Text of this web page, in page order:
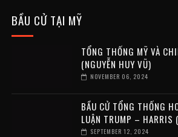
BẦU CỬ TẠI MỸ
TỔNG THỐNG MỸ VÀ
(NGUYỄN HUY VŨ)
NOVEMBER 06, 2024
BẦU CỬ TỔNG THỐNG
LUẬN TRUMP – HARRIS
SEPTEMBER 12, 2024